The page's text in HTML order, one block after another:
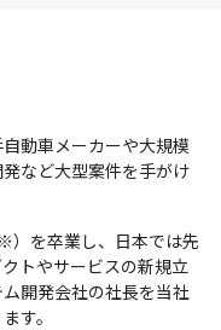
動車メーカーや大規模
など大型案件を手がけ
）を卒業し、日本では先
トやサービスの新規立
開発会社の社長を当社
す。